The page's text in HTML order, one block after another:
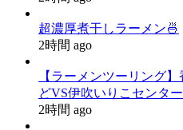
超濃厚煮干しラーメン🍜
2時間 ago
【ラーメンツーリング
どVS伊吹いりこセンタ
2時間 ago